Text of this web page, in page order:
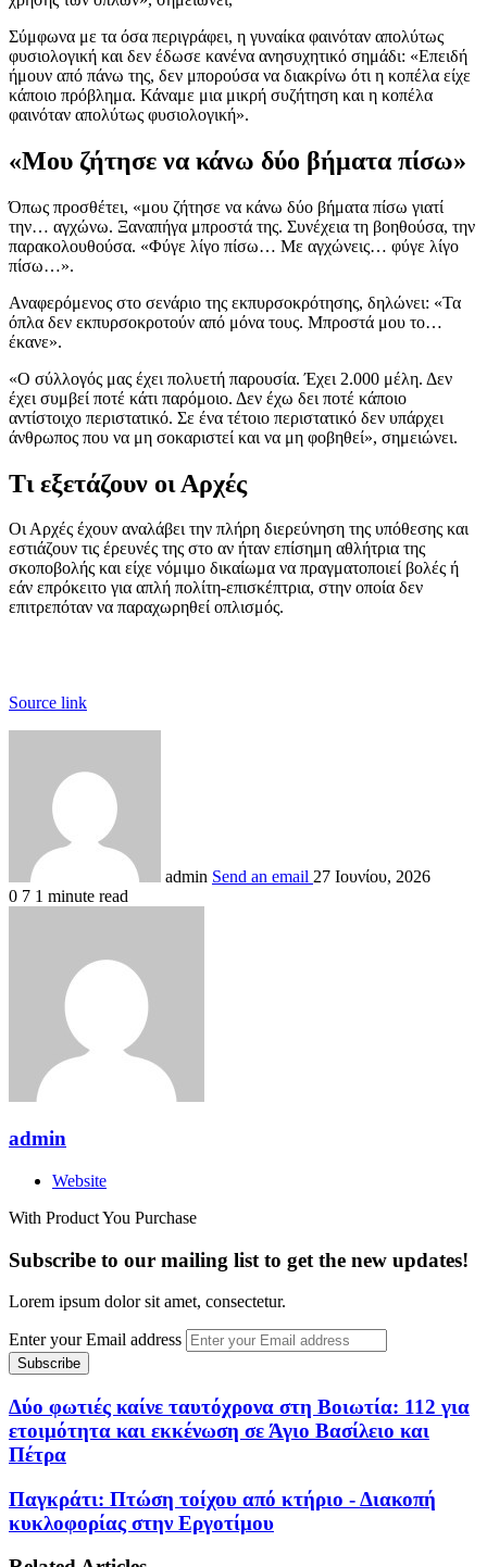
Σύμφωνα με τα όσα περιγράφει, η γυναίκα φαινόταν απολύτως
φυσιολογική και δεν έδωσε κανένα ανησυχητικό σημάδι: «Επειδή
ήμουν από πάνω της, δεν μπορούσα να διακρίνω ότι η κοπέλα είχε
κάποιο πρόβλημα. Κάναμε μια μικρή συζήτηση και η κοπέλα
φαινόταν απολύτως φυσιολογική».
«Μου ζήτησε να κάνω δύο βήματα πίσω»
Όπως προσθέτει, «μου ζήτησε να κάνω δύο βήματα πίσω γιατί
την… αγχώνω. Ξαναπήγα μπροστά της. Συνέχεια τη βοηθούσα, την
παρακολουθούσα. «Φύγε λίγο πίσω… Με αγχώνεις… φύγε λίγο
πίσω…».
Αναφερόμενος στο σενάριο της εκπυρσοκρότησης, δηλώνει: «Τα
όπλα δεν εκπυρσοκροτούν από μόνα τους. Μπροστά μου το…
έκανε».
«Ο σύλλογός μας έχει πολυετή παρουσία. Έχει 2.000 μέλη. Δεν
έχει συμβεί ποτέ κάτι παρόμοιο. Δεν έχω δει ποτέ κάποιο
αντίστοιχο περιστατικό. Σε ένα τέτοιο περιστατικό δεν υπάρχει
άνθρωπος που να μη σοκαριστεί και να μη φοβηθεί», σημειώνει.
Τι εξετάζουν οι Αρχές
Οι Αρχές έχουν αναλάβει την πλήρη διερεύνηση της υπόθεσης και
εστιάζουν τις έρευνές της στο αν ήταν επίσημη αθλήτρια της
σκοποβολής και είχε νόμιμο δικαίωμα να πραγματοποιεί βολές ή
εάν επρόκειτο για απλή πολίτη-επισκέπτρια, στην οποία δεν
επιτρεπόταν να παραχωρηθεί οπλισμός.
Source link
admin Send an email 27 Ιουνίου, 2026
0 7 1 minute read
admin
Website
With Product You Purchase
Subscribe to our mailing list to get the new updates!
Lorem ipsum dolor sit amet, consectetur.
Enter your Email address
Δύο φωτιές καίνε ταυτόχρονα στη Βοιωτία: 112 για
ετοιμότητα και εκκένωση σε Άγιο Βασίλειο και
Πέτρα
Παγκράτι: Πτώση τοίχου από κτήριο - Διακοπή
κυκλοφορίας στην Εργοτίμου